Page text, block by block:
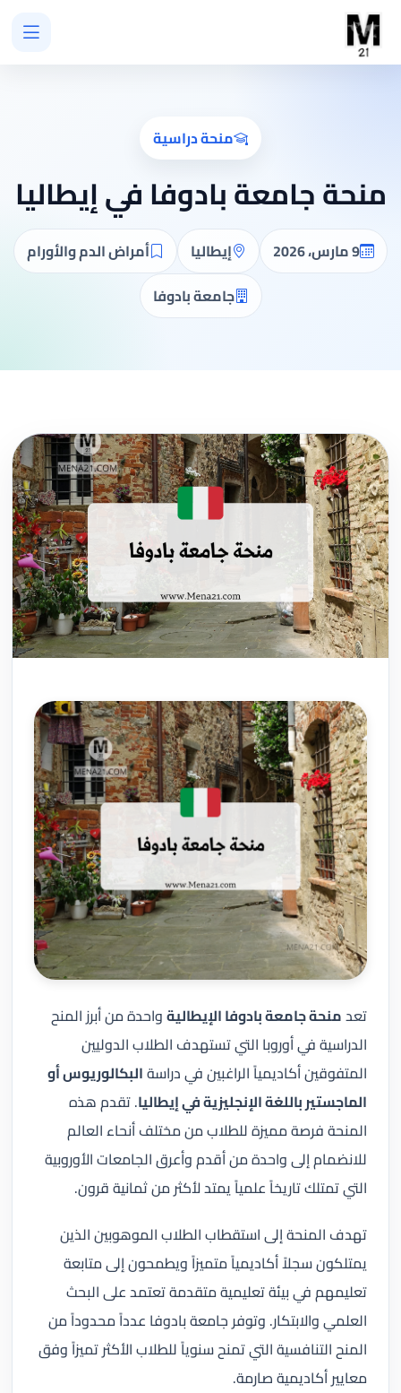
منحة دراسية
منحة جامعة بادوفا في إيطاليا
9 مارس، 2026 إيطاليا
أمراض الدم والأورام
جامعة بادوفا
تعدمنحة جامعة بادوفا الإيطاليةواحدة من أبرز المنح
الدراسية في أوروبا التي تستهدف الطلاب الدوليين
المتفوقين أكاديمياً الراغبين في دراسةالبكالوريوس أو
الماجستير باللغة الإنجليزية في إيطاليا. تقدم هذه
المنحة فرصة مميزة للطلاب من مختلف أنحاء العالم
للانضمام إلى واحدة من أقدم وأعرق الجامعات الأوروبية
التي تمتلك تاريخاً علمياً يمتد لأكثر من ثمانية قرون.
تهدف المنحة إلى استقطاب الطلاب الموهوبين الذين
يمتلكون سجلاً أكاديمياً متميزاً ويطمحون إلى متابعة
تعليمهم في بيئة تعليمية متقدمة تعتمد على البحث
العلمي والابتكار. وتوفر جامعة بادوفا عدداً محدوداً من
المنح التنافسية التي تمنح سنوياً للطلاب الأكثر تميزاً وفق
معايير أكاديمية صارمة.